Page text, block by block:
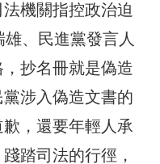
機關指控政治迫
、民進黨發言人
抄名冊就是偽造
涉入偽造文書的
，還要年輕人承
踏司法的行徑，